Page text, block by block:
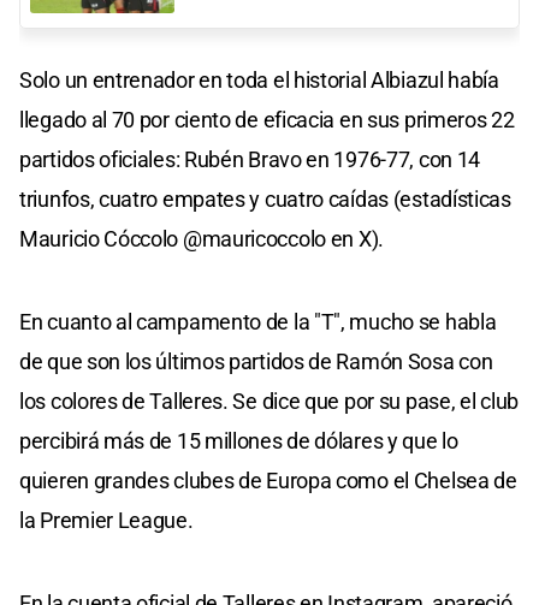
Solo un entrenador en toda el historial Albiazul había
llegado al 70 por ciento de eficacia en sus primeros 22
partidos oficiales: Rubén Bravo en 1976-77, con 14
triunfos, cuatro empates y cuatro caídas (estadísticas
Mauricio Cóccolo @mauricoccolo en X).
En cuanto al campamento de la "T", mucho se habla
de que son los últimos partidos de Ramón Sosa con
los colores de Talleres. Se dice que por su pase, el club
percibirá más de 15 millones de dólares y que lo
quieren grandes clubes de Europa como el Chelsea de
la Premier League.